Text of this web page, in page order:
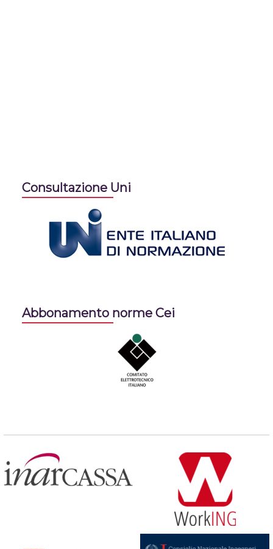
Consultazione Uni
Abbonamento norme Cei